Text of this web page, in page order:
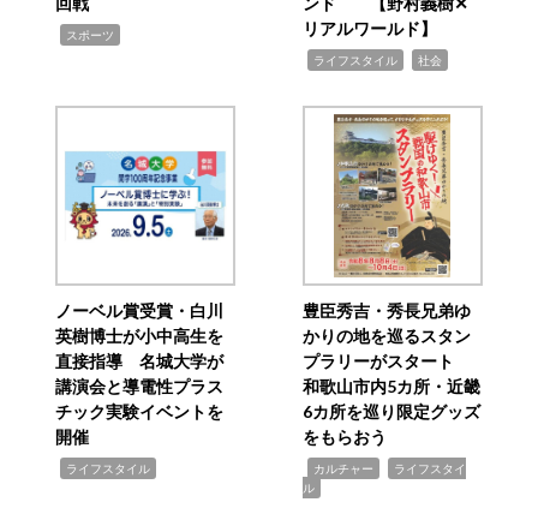
スポーツ
リアルワールド】
ライフスタイル 社会
ノーベル賞受賞・白川
英樹博士が小中高生を
直接指導 名城大学が
講演会と導電性プラス
チック実験イベントを
開催
ライフスタイル
豊臣秀吉・秀長兄弟ゆ
かりの地を巡るスタン
プラリーがスタート
和歌山市内5カ所・近畿
6カ所を巡り限定グッズ
をもらおう
カルチャー
ライフスタイ
ル